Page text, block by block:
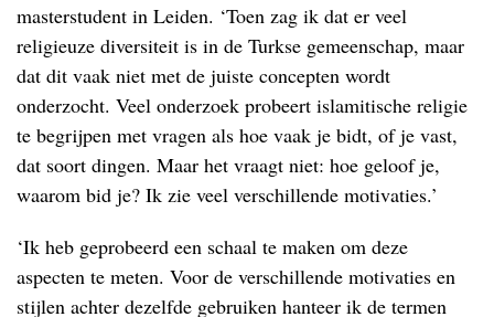
masterstudent in Leiden. ‘Toen zag ik dat er veel
religieuze diversiteit is in de Turkse gemeenschap, maar
dat dit vaak niet met de juiste concepten wordt
onderzocht. Veel onderzoek probeert islamitische religie
te begrijpen met vragen als hoe vaak je bidt, of je vast,
dat soort dingen. Maar het vraagt niet: hoe geloof je,
waarom bid je? Ik zie veel verschillende motivaties.’
‘Ik heb geprobeerd een schaal te maken om deze
aspecten te meten. Voor de verschillende motivaties en
stijlen achter dezelfde gebruiken hanteer ik de termen